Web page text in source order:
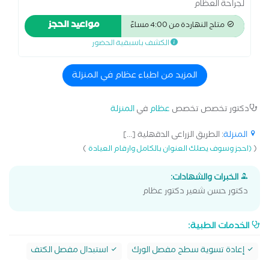
لجراحة العظام
متاح النهاردة من 4:00 مساءً مواعيد الحجز
الكشف باسبقية الحضور
المزيد من اطباء عظام في المنزلة
دكتور تخصص تخصص عظامفيالمنزلة
المنزلة: الطريق الزراعى الدقهلية [...]
((احجز وسوف يصلك العنوان بالكامل وارقام العيادة)
الخبرات والشهادات:
دكتور حسن شعير دكتور عظام
الخدمات الطبية:
إعادة تسوية سطح مفصل الورك
استبدال مفصل الكتف